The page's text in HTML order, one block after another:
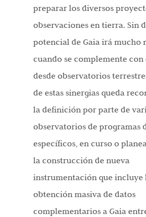
preparar los diversos
observaciones en tierra. Sin
potencial de Gaia irá mucho
cuando se complemente con
desde observatorios
de estas sinergias queda
la definición por parte de
observatorios de programas
específicos, en curso o
la construcción de nueva
instrumentación que incluye
obtención masiva de datos
complementarios a Gaia